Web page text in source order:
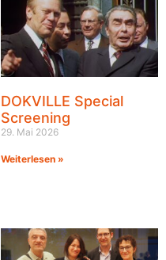
DOKVILLE Special
Screening
29. Mai 2026
Weiterlesen »